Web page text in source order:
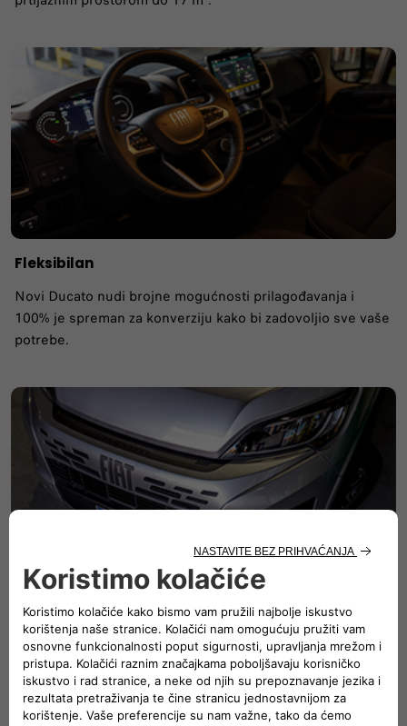
Fleksibilan
Novi Ducato nudi brojne mogućnosti prilagođavanja i
100% je spreman za konverziju kako bi zadovoljio sve vaše
potrebe.
Sigurnost u centru
Sa sistemom autonomne pomoći u vožnji nivoa 2, novi
Ducato može postati vaš pouzdani suvozač.